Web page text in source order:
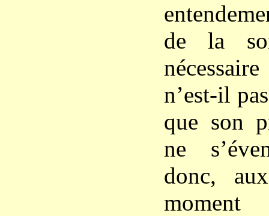
de la
n’est-il
que son
ne
donc,